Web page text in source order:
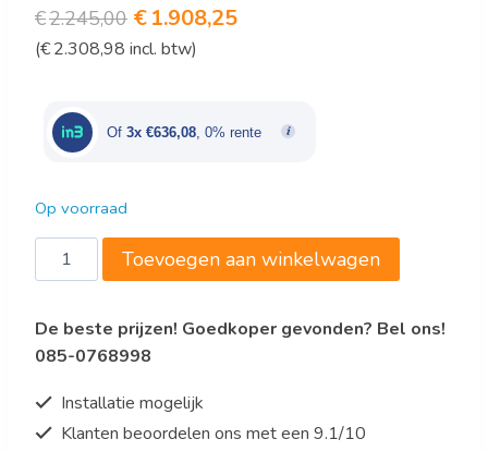
€2.245,00 Oorspronkelijke
prijs
€2.245,00.
€1.908,25Huidige
€1.908,25.
(€2.308,98 incl. btw)
Of 3x €636,08 , 0% rente
Op voorraad
DEEGMENGER
48
aantal
Toevoegen aan winkelwagen
De beste prijzen! Goedkoper gevonden? Bel ons!
085-0768998
Installatie mogelijk
Klanten beoordelen ons met een 9.1/10